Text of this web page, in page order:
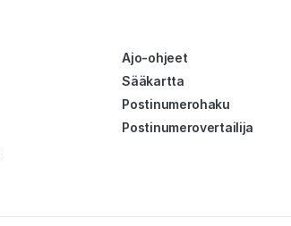
Ajo-ohjeet
Sääkartta
Postinumerohaku
Postinumerovertailija